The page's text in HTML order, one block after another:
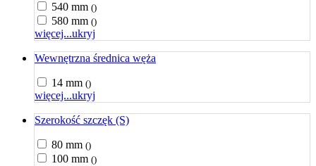
540 mm ()
580 mm ()
więcej...ukryj
Wewnętrzna średnica węża
14 mm ()
więcej...ukryj
Szerokość szczęk (S)
80 mm ()
100 mm ()